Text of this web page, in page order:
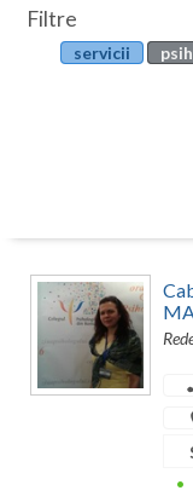
Botosani
Calarasi
Caras-Severin
Articole
Evenimente
Filtre
servicii